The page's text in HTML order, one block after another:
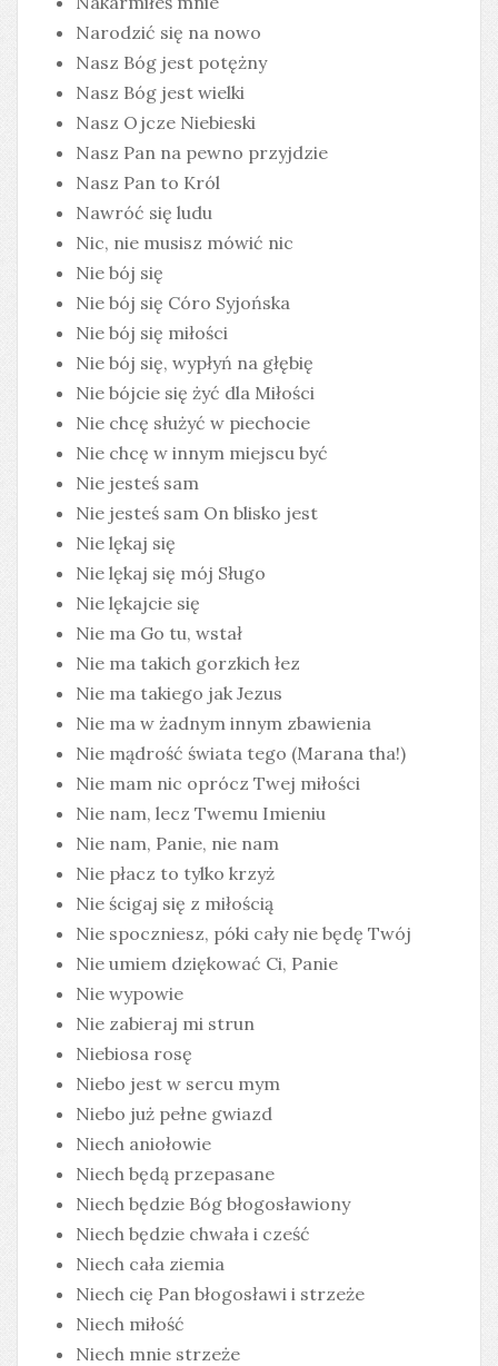
Narodzić się na nowo
Nasz Bóg jest potężny
Nasz Bóg jest wielki
Nasz Ojcze Niebieski
Nasz Pan na pewno przyjdzie
Nasz Pan to Król
Nawróć się ludu
Nic, nie musisz mówić nic
Nie bój się
Nie bój się Córo Syjońska
Nie bój się miłości
Nie bój się, wypłyń na głębię
Nie bójcie się żyć dla Miłości
Nie chcę służyć w piechocie
Nie chcę w innym miejscu być
Nie jesteś sam
Nie jesteś sam On blisko jest
Nie lękaj się
Nie lękaj się mój Sługo
Nie lękajcie się
Nie ma Go tu, wstał
Nie ma takich gorzkich łez
Nie ma takiego jak Jezus
Nie ma w żadnym innym zbawienia
Nie mądrość świata tego (Marana tha!)
Nie mam nic oprócz Twej miłości
Nie nam, lecz Twemu Imieniu
Nie nam, Panie, nie nam
Nie płacz to tylko krzyż
Nie ścigaj się z miłością
Nie spoczniesz, póki cały nie będę Twój
Nie umiem dziękować Ci, Panie
Nie wypowie
Nie zabieraj mi strun
Niebiosa rosę
Niebo jest w sercu mym
Niebo już pełne gwiazd
Niech aniołowie
Niech będą przepasane
Niech będzie Bóg błogosławiony
Niech będzie chwała i cześć
Niech cała ziemia
Niech cię Pan błogosławi i strzeże
Niech miłość
Niech mnie strzeże